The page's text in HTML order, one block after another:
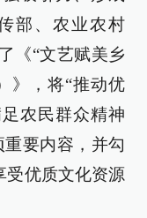
部、农业农村
《“文艺赋美乡
》，将“推动优
农民群众精神
要内容，并勾
受优质文化资源